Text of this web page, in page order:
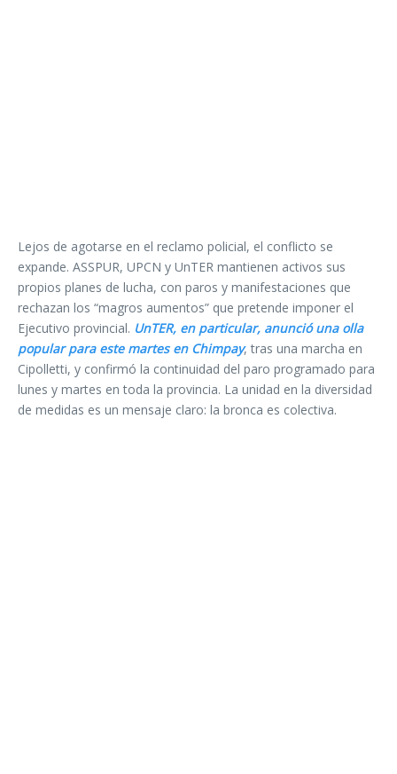
Lejos de agotarse en el reclamo policial, el conflicto se
expande. ASSPUR, UPCN y UnTER mantienen activos sus
propios planes de lucha, con paros y manifestaciones que
rechazan los “magros aumentos” que pretende imponer el
Ejecutivo provincial. UnTER, en particular, anunció una olla
popular para este martes en Chimpay, tras una marcha en
Cipolletti, y confirmó la continuidad del paro programado para
lunes y martes en toda la provincia. La unidad en la diversidad
de medidas es un mensaje claro: la bronca es colectiva.